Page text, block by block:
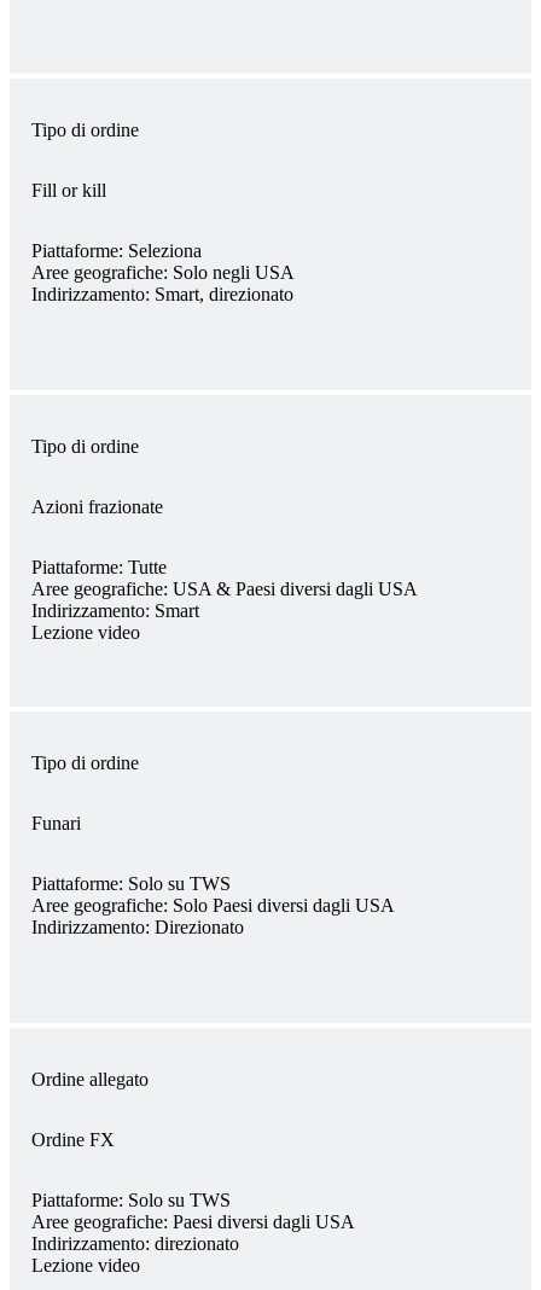
Tipo di ordine
Fill or kill
Piattaforme: Seleziona
Aree geografiche: Solo negli USA
Indirizzamento: Smart, direzionato
Tipo di ordine
Azioni frazionate
Piattaforme: Tutte
Aree geografiche: USA & Paesi diversi dagli USA
Indirizzamento: Smart
Lezione video
Tipo di ordine
Funari
Piattaforme: Solo su TWS
Aree geografiche: Solo Paesi diversi dagli USA
Indirizzamento: Direzionato
Ordine allegato
Ordine FX
Piattaforme: Solo su TWS
Aree geografiche: Paesi diversi dagli USA
Indirizzamento: direzionato
Lezione video